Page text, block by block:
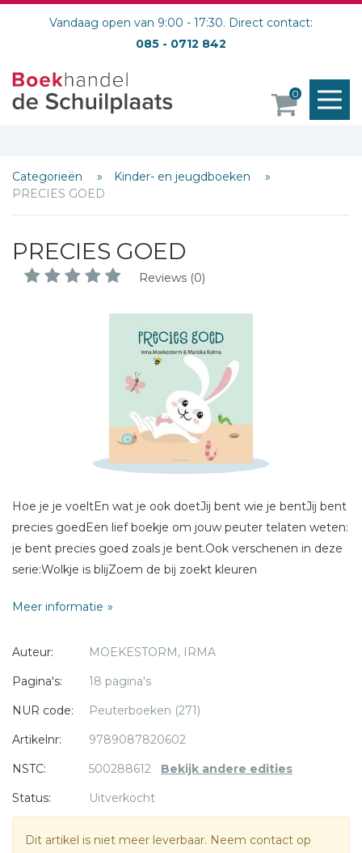
Vandaag open van 9:00 - 17:30. Direct contact:
085 - 0712 842
0
Categorieën
Kinder- en jeugdboeken
PRECIES GOED
PRECIES GOED
Reviews (0)
Hoe je je voeltEn wat je ook doetJij bent wie je bentJij bent
precies goedEen lief boekje om jouw peuter telaten weten:
je bent precies goed zoals je bent.Ook verschenen in deze
serie:Wolkje is blijZoem de bij zoekt kleuren
Meer informatie
Auteur:
MOEKESTORM, IRMA
Pagina's:
18 pagina's
NUR code:
Peuterboeken (271)
Artikelnr:
9789087820602
NSTC:
500288612 Bekijk andere edities
Status:
Uitverkocht
Dit artikel is niet meer leverbaar. Neem contact op
Schrijf hieronder je review!
Bericht *